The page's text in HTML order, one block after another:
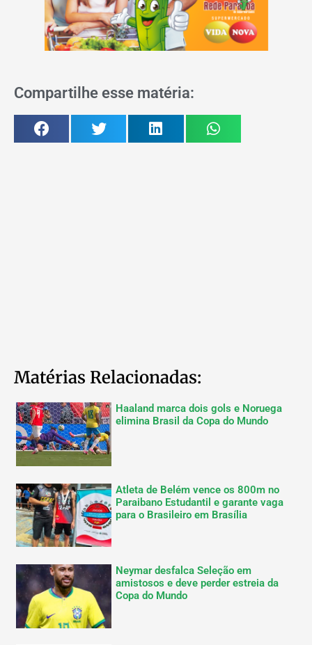
Compartilhe esse matéria:
Matérias Relacionadas:
Haaland marca dois gols e Noruega
elimina Brasil da Copa do Mundo
Atleta de Belém vence os 800m no
Paraibano Estudantil e garante vaga
para o Brasileiro em Brasília
Neymar desfalca Seleção em
amistosos e deve perder estreia da
Copa do Mundo